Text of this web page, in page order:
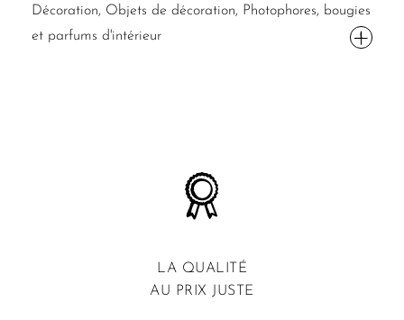
Décoration, Objets de décoration, Photophores, bougies
et parfums d'intérieur
LA QUALITÉ
AU PRIX JUSTE